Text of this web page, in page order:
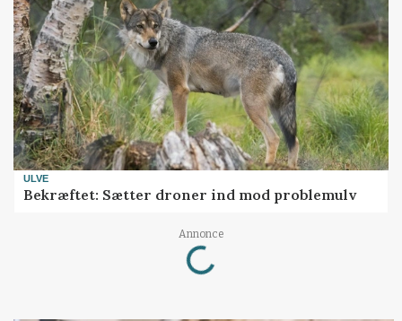
ULVE
Bekræftet: Sætter droner ind mod problemulv
Annonce
Loading...